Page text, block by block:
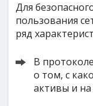
Для
пользования
ряд
В
о том, с
активы и на